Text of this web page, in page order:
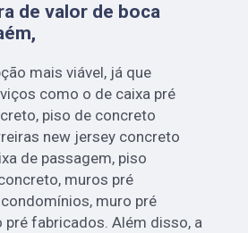
de valor de boca
mais viável, já que
como o de caixa pré
piso de concreto
new jersey concreto
de passagem, piso
muros pré
muro pré
pré fabricados. Além disso, a